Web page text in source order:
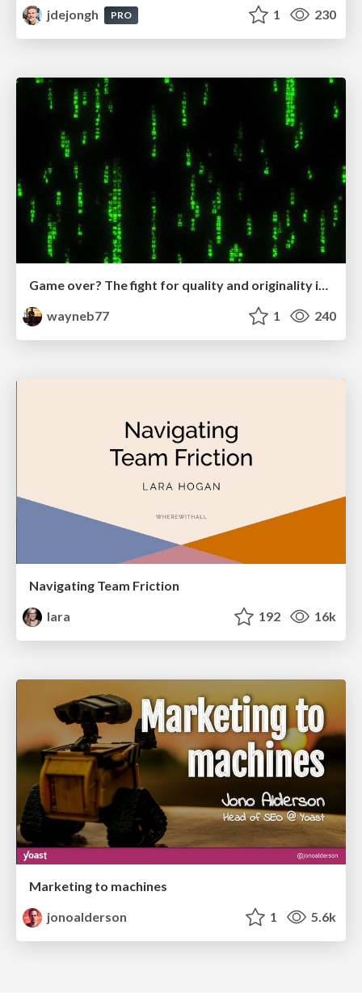
jdejongh PRO 1 230
wayneb77
1 240
Navigating Team Friction
lara
192 16k
Marketing to machines
jonoalderson
1 5.6k